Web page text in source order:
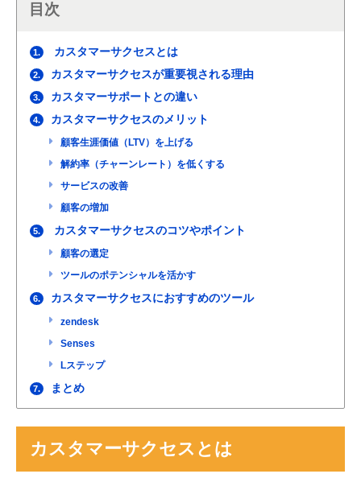
目次
1. カスタマーサクセスとは
2. カスタマーサクセスが重要視される理由
3. カスタマーサポートとの違い
4. カスタマーサクセスのメリット
顧客生涯価値（LTV）を上げる
解約率（チャーンレート）を低くする
サービスの改善
顧客の増加
5. カスタマーサクセスのコツやポイント
顧客の選定
ツールのポテンシャルを活かす
6. カスタマーサクセスにおすすめのツール
zendesk
Senses
Lステップ
7. まとめ
カスタマーサクセスとは